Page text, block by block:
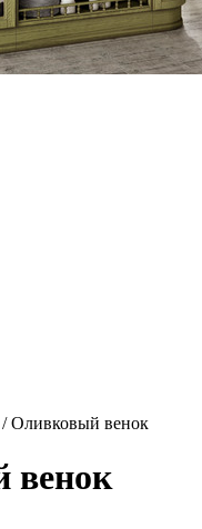
/ Оливковый венок
венок